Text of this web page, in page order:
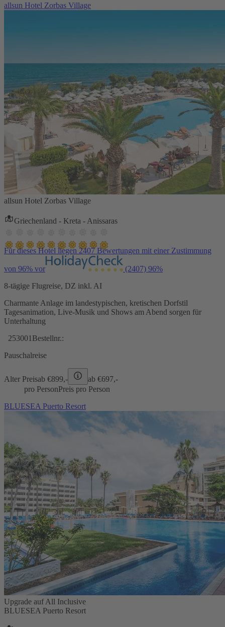
allsun Hotel Zorbas Village
allsun Hotel Zorbas Village
Griechenland - Kreta - Anissaras
Für dieses Hotel liegen 2407 Bewertungen mit einer Zustimmung
von 96% vor (2407) 96%
8-tägige Flugreise, DZ inkl. AI
Charmante Anlage im landestypischen, kretischen Dorfstil
Tagesanimation, Live-Musik und Shows am Abend sorgen für
Unterhaltung
253001 Bestellnr.:
Pauschalreise
Alter Preisab €899,- ab €697,-
pro PersonPreis pro Person
BLUESEA Puerto Resort
Upgrade auf All Inclusive
BLUESEA Puerto Resort